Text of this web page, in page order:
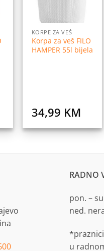
KORPE ZA VEŠ
Korpa za veš FILO
HAMPER 55l bijela
34,99 KM
RADNO
pon. –
ned.
u